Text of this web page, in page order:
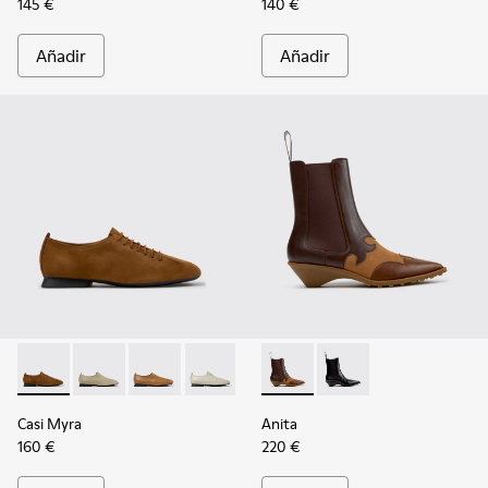
145 €
Añadir
140 €
Añadir
Casi Myra - K201802-005 - Zapatos de nobuk marrones
Casi Myra - K201802-004
Casi Myra - K201802-003
Casi Myra - K201802-002
Casi Myra - K201802-001
Casi Myra
160 €
Anita - K400840-002 -
Anita - K400840-
Anita
220 €